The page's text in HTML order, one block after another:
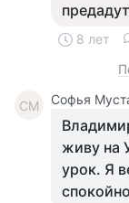
предадут
8 лет
СМ Софья
живу на
урок. Я